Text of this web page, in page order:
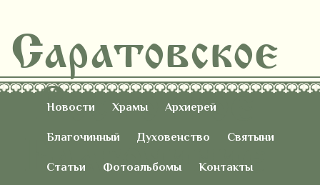
Саратовское
Восточное
Благочиние
Новости Храмы
Архиерей
Благочинный
Духовенство
Святыни
Статьи
Фотоальбомы Контакты